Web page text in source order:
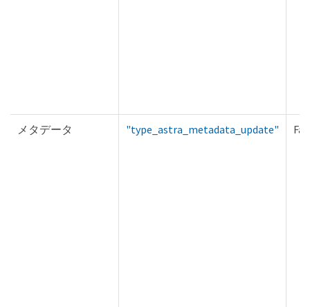
メタデータ "type_astra_metadata_update"